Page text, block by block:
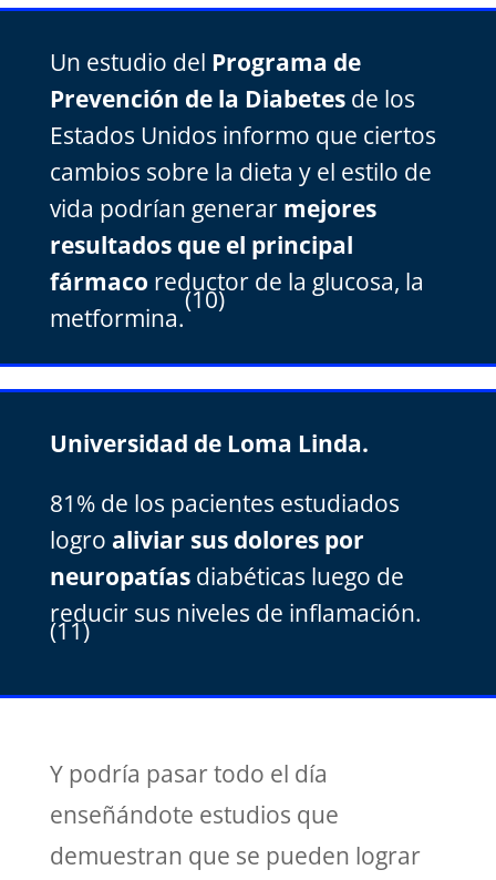
Un estudio del Programa de
Prevención de la Diabetesde los
Estados Unidos informo que ciertos
cambios sobre la dieta y el estilo de
vida podrían generar mejores
resultados que el principal
fármaco reductor de la glucosa, la
metformina.
(10)
Universidad de Loma Linda.
81% de los pacientes estudiados
logro aliviar sus dolores por
neuropatíasdiabéticas luego de
reducir sus niveles de inflamación.
(11)
Y podría pasar todo el día
enseñándote estudios que
demuestran que se pueden lograr